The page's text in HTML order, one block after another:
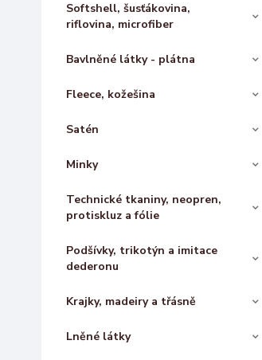
Softshell, šusťákovina,
riflovina, microfiber
Bavlněné látky - plátna
Fleece, kožešina
Satén
Minky
Technické tkaniny, neopren,
protiskluz a fólie
Podšívky, trikotýn a imitace
dederonu
Krajky, madeiry a třásně
Lněné látky